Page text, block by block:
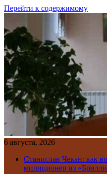
Перейти к содержимому
6 августа, 2026
Станислав Чекан: как
милиционер из